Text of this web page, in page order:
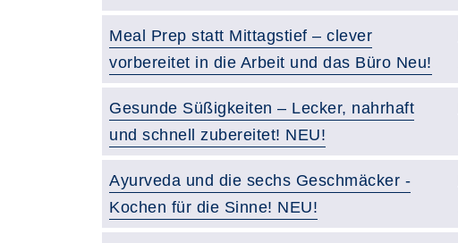
Meal Prep statt Mittagstief – clever
vorbereitet in die Arbeit und das Büro Neu!
Gesunde Süßigkeiten – Lecker, nahrhaft
und schnell zubereitet! NEU!
Ayurveda und die sechs Geschmäcker -
Kochen für die Sinne! NEU!